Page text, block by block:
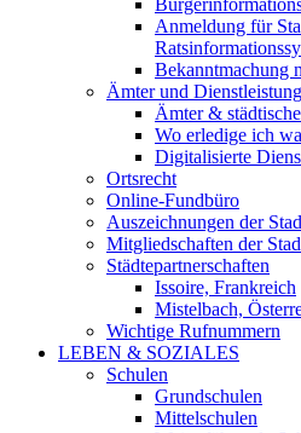
Anmeldung für
Bekanntmachung
Ämter und
Ämter &
Wo erledige ich
Digitalisierte
Ortsrecht
Online-Fundbüro
Auszeichnungen der
Mitgliedschaften der
Städtepartnerschaften
Issoire, Frankreich
Mistelbach,
Wichtige Rufnummern
LEBEN & SOZIALES
Schulen
Grundschulen
Mittelschulen